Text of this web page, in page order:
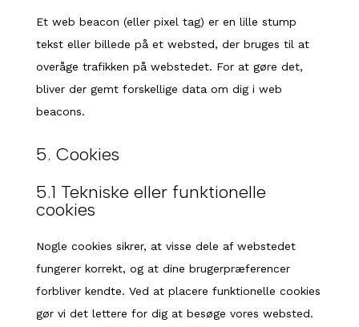
Et web beacon (eller pixel tag) er en lille stump
tekst eller billede på et websted, der bruges til at
overåge trafikken på webstedet. For at gøre det,
bliver der gemt forskellige data om dig i web
beacons.
5. Cookies
5.1 Tekniske eller funktionelle
cookies
Nogle cookies sikrer, at visse dele af webstedet
fungerer korrekt, og at dine brugerpræferencer
forbliver kendte. Ved at placere funktionelle cookies
gør vi det lettere for dig at besøge vores websted.